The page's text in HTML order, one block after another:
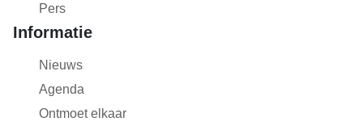
Pers
Informatie
Nieuws
Agenda
Ontmoet elkaar